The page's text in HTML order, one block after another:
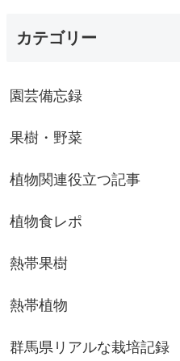
カテゴリー
園芸備忘録
果樹・野菜
植物関連役立つ記事
植物食レポ
熱帯果樹
熱帯植物
群馬県リアルな栽培記録